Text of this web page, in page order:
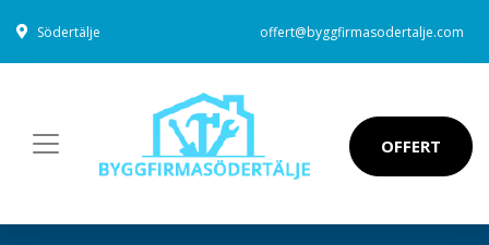
Södertälje offert@byggfirmasodertalje.com
OFFERT